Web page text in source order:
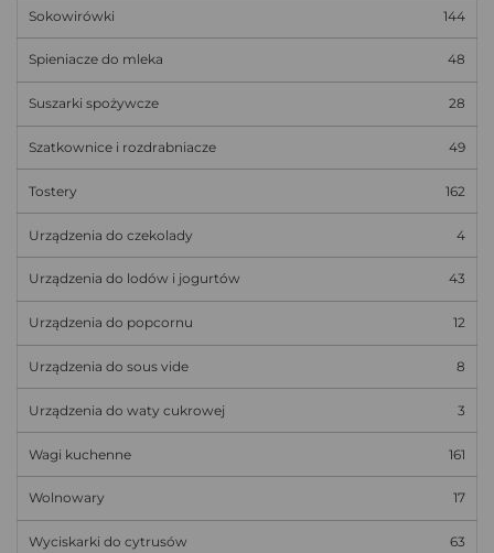
Sokowirówki 144
Spieniacze do mleka 48
Suszarki spożywcze 28
Szatkownice i rozdrabniacze 49
Tostery 162
Urządzenia do czekolady 4
Urządzenia do lodów i jogurtów 43
Urządzenia do popcornu 12
Urządzenia do sous vide 8
Urządzenia do waty cukrowej 3
Wagi kuchenne 161
Wolnowary 17
Wyciskarki do cytrusów 63